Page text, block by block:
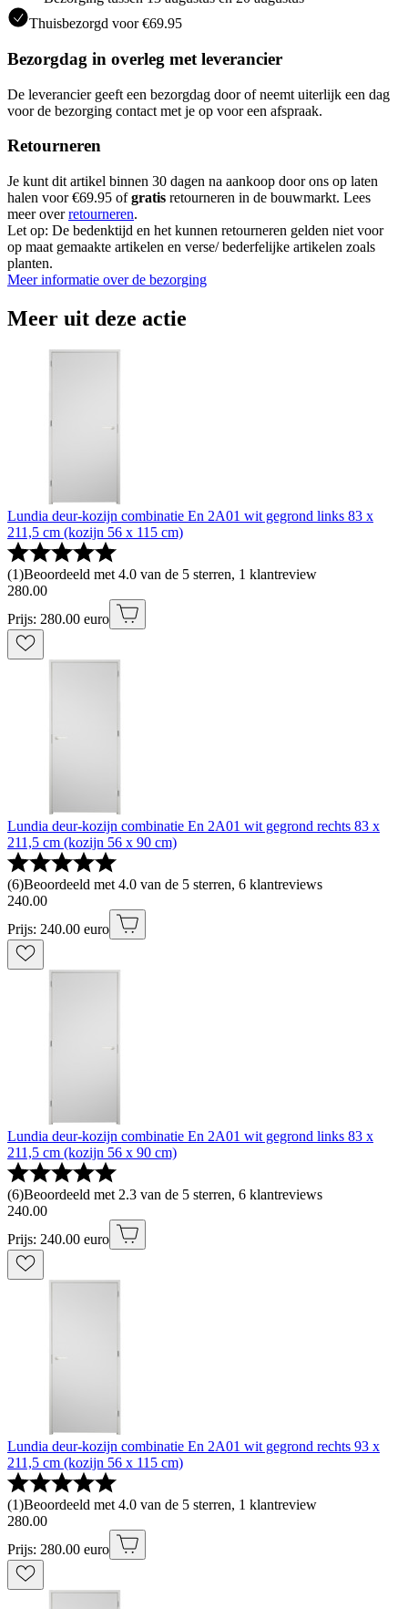
Thuisbezorgd voor €69.95
Bezorgdag in overleg met leverancier
De leverancier geeft een bezorgdag door of neemt uiterlijk een dag
voor de bezorging contact met je op voor een afspraak.
Retourneren
Je kunt dit artikel binnen 30 dagen na aankoop door ons op laten
halen voor €69.95 ofgratis retourneren in de bouwmarkt. Lees
meer overretourneren.
Let op: De bedenktijd en het kunnen retourneren gelden niet voor
op maat gemaakte artikelen en verse/ bederfelijke artikelen zoals
planten.
Meer informatie over de bezorging
Meer uit deze actie
Lundia deur-kozijn combinatie En 2A01 wit gegrond links 83 x
211,5 cm (kozijn 56 x 115 cm)
(1)Beoordeeld met 4.0 van de 5 sterren, 1 klantreview
280.00
Prijs: 280.00 euro
Lundia deur-kozijn combinatie En 2A01 wit gegrond rechts 83 x
211,5 cm (kozijn 56 x 90 cm)
(6)Beoordeeld met 4.0 van de 5 sterren, 6 klantreviews
240.00
Prijs: 240.00 euro
Lundia deur-kozijn combinatie En 2A01 wit gegrond links 83 x
211,5 cm (kozijn 56 x 90 cm)
(6)Beoordeeld met 2.3 van de 5 sterren, 6 klantreviews
240.00
Prijs: 240.00 euro
Lundia deur-kozijn combinatie En 2A01 wit gegrond rechts 93 x
211,5 cm (kozijn 56 x 115 cm)
(1)Beoordeeld met 4.0 van de 5 sterren, 1 klantreview
280.00
Prijs: 280.00 euro